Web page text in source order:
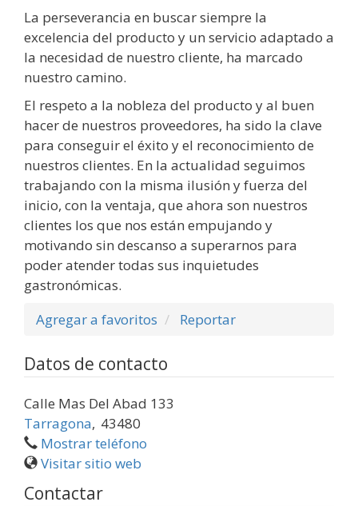
La perseverancia en buscar siempre la
excelencia del producto y un servicio adaptado a
la necesidad de nuestro cliente, ha marcado
nuestro camino.
El respeto a la nobleza del producto y al buen
hacer de nuestros proveedores, ha sido la clave
para conseguir el éxito y el reconocimiento de
nuestros clientes. En la actualidad seguimos
trabajando con la misma ilusión y fuerza del
inicio, con la ventaja, que ahora son nuestros
clientes los que nos están empujando y
motivando sin descanso a superarnos para
poder atender todas sus inquietudes
gastronómicas.
Agregar a favoritos
Reportar
Datos de contacto
Calle Mas Del Abad 133
Tarragona, 43480
Mostrar teléfono
Visitar sitio web
Contactar